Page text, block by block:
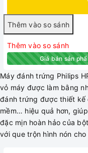
Thêm vào so sánh
Giá bán sản
Máy đánh trứng Philips
vỏ máy được làm bằng
đánh trứng được thiết
mềm… hiệu quả hơn,
đặc mịn hoàn hảo của
với que trộn hình nón